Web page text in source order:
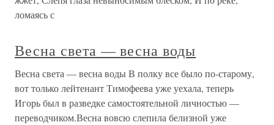
ломаясь с
Весна света — весна воды
Весна света — весна воды В полку все было по-старому,
вот только лейтенант Тимофеева уже уехала, теперь
Игорь был в разведке самостоятельной личностью —
переводчиком.Весна вовсю слепила белизной уже